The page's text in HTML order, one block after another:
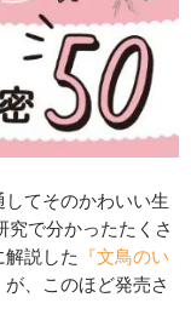
てそのかわいい生
究で分かったたくさ
説した
『文鳥のい
が、このほど発売さ